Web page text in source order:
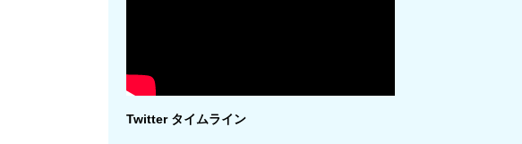
Twitter タイムライン